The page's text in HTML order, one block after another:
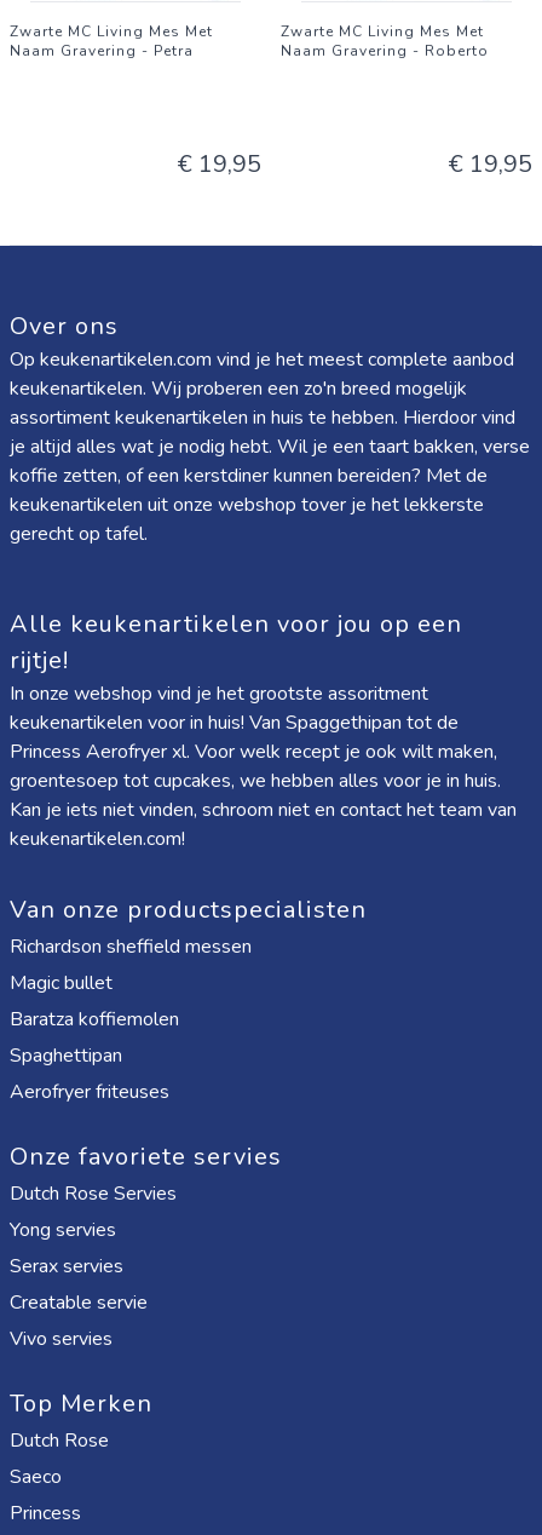
Zwarte MC Living Mes Met
Naam Gravering - Petra
€ 19,95
Zwarte MC Living Mes Met
Naam Gravering - Roberto
€ 19,95
Over ons
Op keukenartikelen.com vind je het meest complete aanbod
keukenartikelen. Wij proberen een zo'n breed mogelijk
assortiment keukenartikelen in huis te hebben. Hierdoor vind
je altijd alles wat je nodig hebt. Wil je een taart bakken, verse
koffie zetten, of een kerstdiner kunnen bereiden? Met de
keukenartikelen uit onze webshop tover je het lekkerste
gerecht op tafel.
Alle keukenartikelen voor jou op een
rijtje!
In onze webshop vind je het grootste assoritment
keukenartikelen voor in huis! Van Spaggethipan tot de
Princess Aerofryer xl. Voor welk recept je ook wilt maken,
groentesoep tot cupcakes, we hebben alles voor je in huis.
Kan je iets niet vinden, schroom niet en contact het team van
keukenartikelen.com!
Van onze productspecialisten
Richardson sheffield messen
Magic bullet
Baratza koffiemolen
Spaghettipan
Aerofryer friteuses
Onze favoriete servies
Dutch Rose Servies
Yong servies
Serax servies
Creatable servie
Vivo servies
Top Merken
Dutch Rose
Saeco
Princess